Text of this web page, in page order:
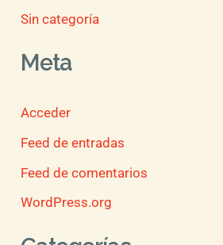
Sin categoría
Meta
Acceder
Feed de entradas
Feed de comentarios
WordPress.org